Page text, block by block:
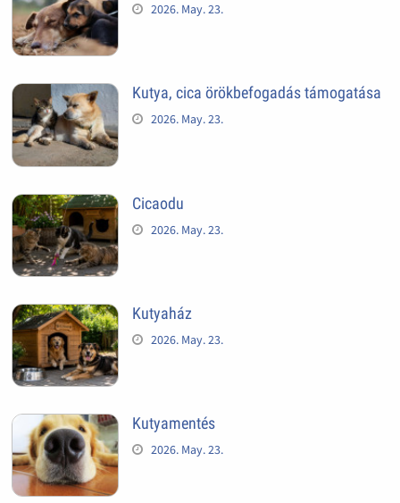
2026. May. 23.
Kutya, cica örökbefogadás támogatása
2026. May. 23.
Cicaodu
2026. May. 23.
Kutyaház
2026. May. 23.
Kutyamentés
2026. May. 23.